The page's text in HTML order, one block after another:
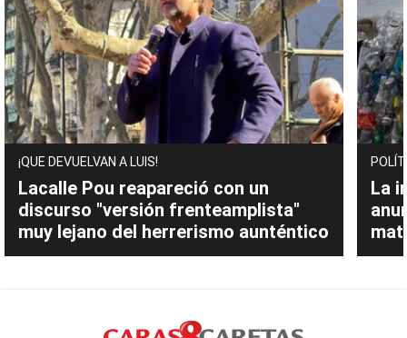
¡QUE DEVUELVAN A LUIS!
Lacalle Pou reapareció con un
discurso "versión frenteamplista"
muy lejano del herrerismo aunténtico
La